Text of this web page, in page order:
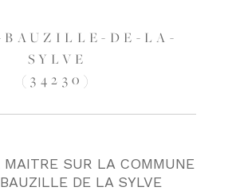
DE-LA-
SYLVE
(34230)
MAITRE SUR LA COMMUNE
DE LA SYLVE